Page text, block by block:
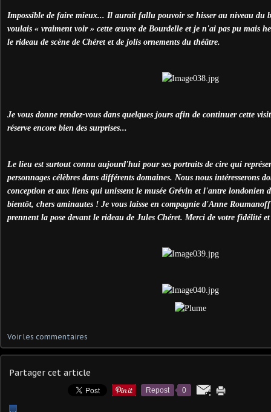
Impossible de faire mieux... Il aurait fallu pouvoir se hisser au niveau du
voulais « vraiment voir » cette œuvre de Bourdelle et je n'ai pas pu mais
le rideau de scène de Chéret et de jolis ornements du théâtre.
Je vous donne rendez-vous dans quelques jours afin de continuer cette
réserve encore bien des surprises...
Le lieu est surtout connu aujourd'hui pour ses portraits de cire qui
personnages célèbres dans différents domaines. Nous nous intéresserons
conception et aux liens qui unissent le musée Grévin et l'antre londonien
bientôt, chers aminautes ! Je vous laisse en compagnie d'Anne
prennent la pose devant le rideau de Jules Chéret. Merci de votre fidélité
Voir les commentaires
Partager cet article
Repost 0
…